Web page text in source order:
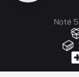
Noté